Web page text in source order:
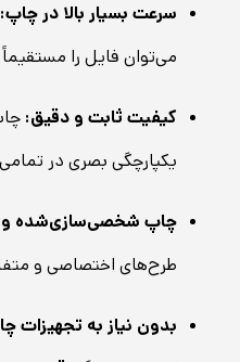
سرعت بسیار بالا در چاپ:
می‌توان فایل را
کیفیت ثابت و دقیق:
یکپارچگی بصری در
چاپ شخصی‌سازی‌شده و
طرح‌های اختصاصی و
بدون نیاز به تجهیزات